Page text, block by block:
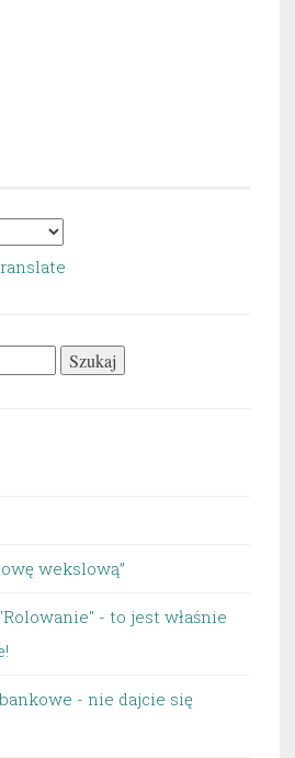
wekslową”
- to jest właśnie
- nie dajcie się